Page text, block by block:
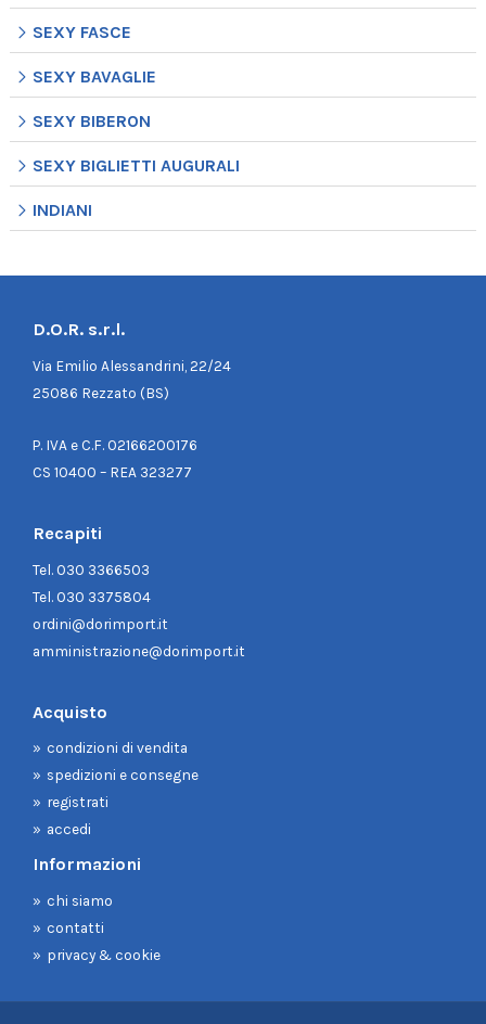
SEXY FASCE
SEXY BAVAGLIE
SEXY BIBERON
SEXY BIGLIETTI AUGURALI
INDIANI
D.O.R. s.r.l.
Via Emilio Alessandrini, 22/24
25086 Rezzato (BS)
P. IVA e C.F. 02166200176
CS 10400 – REA 323277
Recapiti
Tel.030 3366503
Tel.030 3375804
ordini@dorimport.it
amministrazione@dorimport.it
Acquisto
condizioni di vendita
spedizioni e consegne
registrati
accedi
Informazioni
chi siamo
contatti
privacy & cookie